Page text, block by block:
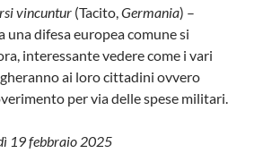
vincuntur (Tacito, Germania) –
una difesa europea comune si
interessante vedere come i vari
ai loro cittadini ovvero
per via delle spese militari.
19 febbraio 2025